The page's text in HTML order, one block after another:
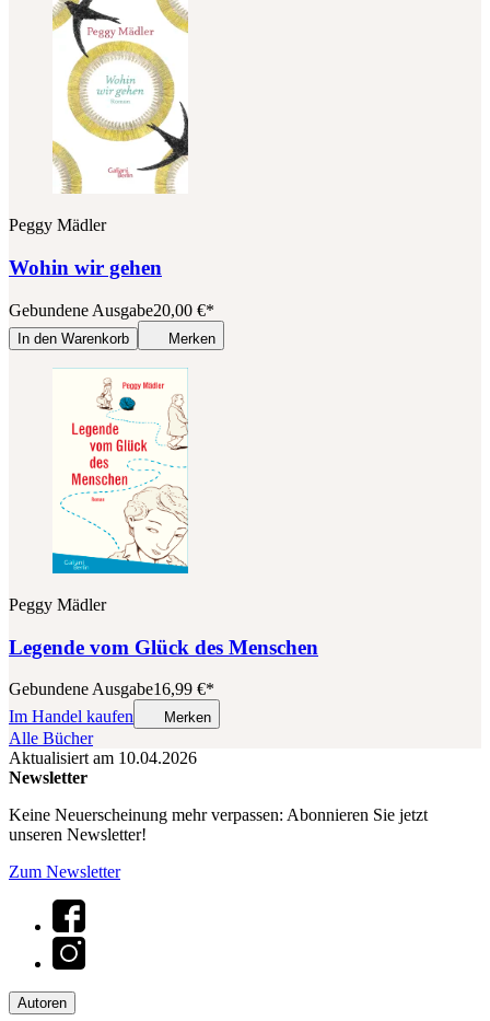
Peggy Mädler
Wohin wir gehen
Gebundene Ausgabe20,00 €*
In den Warenkorb Merken
Peggy Mädler
Legende vom Glück des Menschen
Gebundene Ausgabe16,99 €*
Im Handel kaufen
Merken
Alle Bücher
Aktualisiert am 10.04.2026
Newsletter
Keine Neuerscheinung mehr verpassen: Abonnieren Sie jetzt
unseren Newsletter!
Zum Newsletter
Autoren